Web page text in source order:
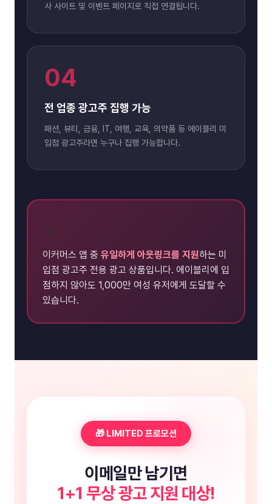
사 사이트 및 이벤트 페이지로 직접 연결됩니다.
04
전 업종 광고주 집행 가능
패션, 뷰티, 금융, IT, 여행, 교육, 의약품 등 에이블리 미
입점 광고주라면 누구나 집행 가능합니다.
⭐
이커머스 앱 중 유일하게 아웃링크를 지원하는 미
입점 광고주 전용 광고 상품입니다. 에이블리에 입
점하지 않아도 1,000만 여성 유저에게 도달할 수
있습니다.
🎁 LIMITED 프로모션
이메일만 남기면
1+1 무상 광고 지원 대상!